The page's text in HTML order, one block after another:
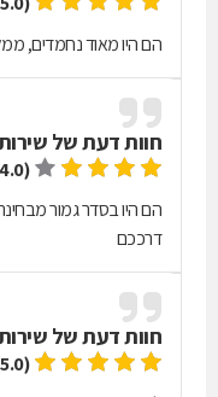
הם היו מאוד נחמדים,
חוות דעת של
(4.0)
הם היו בסדר גמור
דרככם
חוות דעת של
(5.0)